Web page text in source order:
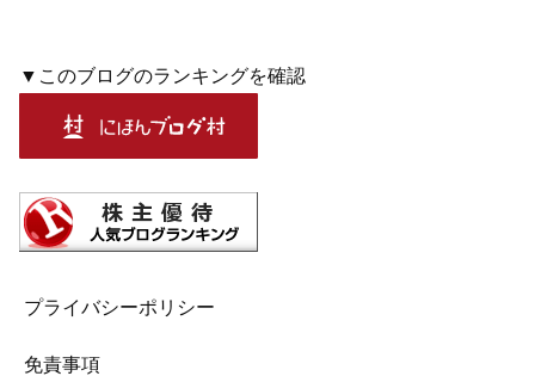
▼このブログのランキングを確認
プライバシーポリシー
免責事項